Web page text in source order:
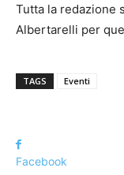
Tutta la redazione
Albertarelli per
TAGS Eventi
Facebook